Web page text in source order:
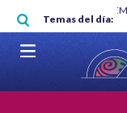
Pasar al contenido
Temas del día:
MÍNIMO NO DESTRUYÓ
MUNDIAL 2026
|